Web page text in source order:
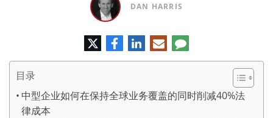
DAN HARRIS
特
脸
书
领
英
电
子
邮
评
论
目录
中型企业如何在保持全球业务覆盖的同时削减40%法
律成本